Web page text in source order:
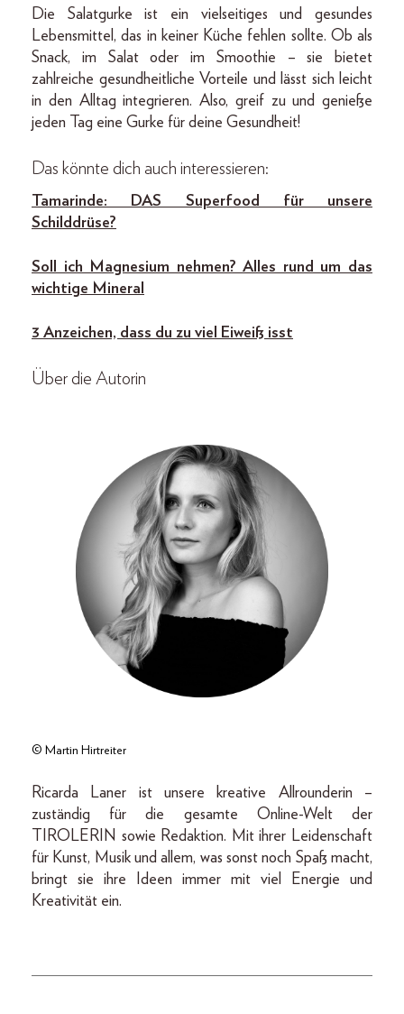
Die Salatgurke ist ein vielseitiges und gesundes
Lebensmittel, das in keiner Küche fehlen sollte. Ob als
Snack, im Salat oder im Smoothie – sie bietet
zahlreiche gesundheitliche Vorteile und lässt sich leicht
in den Alltag integrieren. Also, greif zu und genieße
jeden Tag eine Gurke für deine Gesundheit!
Das könnte dich auch interessieren:
Tamarinde: DAS Superfood für unsere
Schilddrüse?
Soll ich Magnesium nehmen? Alles rund um das
wichtige Mineral
3 Anzeichen, dass du zu viel Eiweiß isst
Über die Autorin
© Martin Hirtreiter
Ricarda Laner ist unsere kreative Allrounderin –
zuständig für die gesamte Online-Welt der
TIROLERIN sowie Redaktion. Mit ihrer Leidenschaft
für Kunst, Musik und allem, was sonst noch Spaß macht,
bringt sie ihre Ideen immer mit viel Energie und
Kreativität ein.